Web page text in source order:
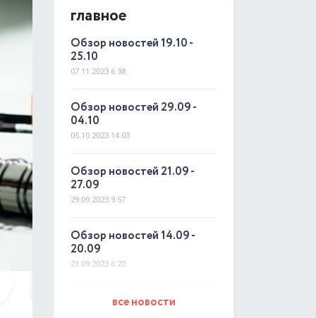
главное
Обзор новостей 19.10 -
25.10
07.11.2023 6:38
Обзор новостей 29.09 -
04.10
05.10.2023 14:03
Обзор новостей 21.09 -
27.09
29.09.2023 9:57
Обзор новостей 14.09 -
20.09
21.09.2023 6:22
Обзор новостей 07.09
все новости